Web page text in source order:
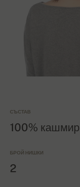
СЪСТАВ
100% кашмир
БРОЙ НИШКИ
2